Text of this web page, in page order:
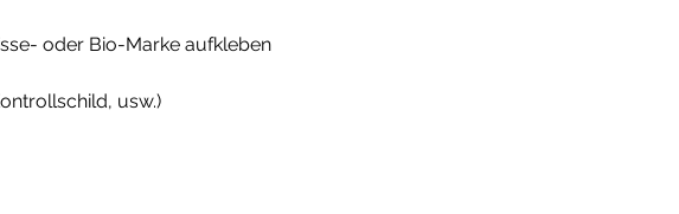
oder Bio-Marke aufkleben
usw.)